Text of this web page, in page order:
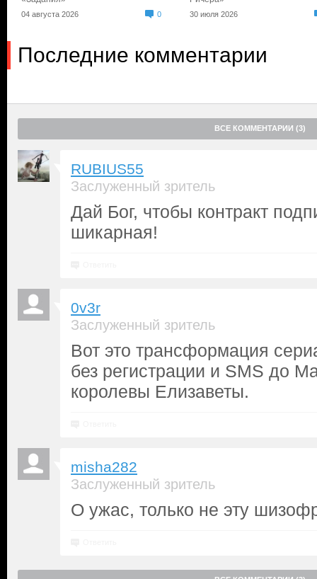
04 августа 2026 0 30 июля 2026
Последние комментарии
ВСЕ КОММЕНТАРИИ (3)
RUBIUS55
Заслуженный зритель
Дай Бог, чтобы контракт
шикарная!
0v3r
Заслуженный зритель
Вот это трансформация
без регистрации и SMS до
королевы Елизаветы.
misha282
Заслуженный зритель
О ужас, только не эту